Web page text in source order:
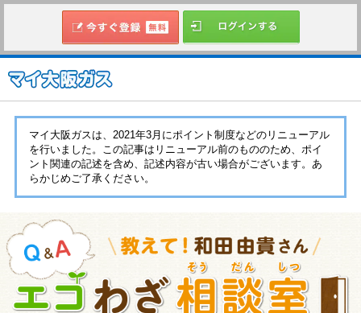
マイ大阪ガスは、2021年3月にポイント制度などのリニューアル
を行いました。この記事はリニューアル前のもののため、ポイ
ント関連の記述を含め、記述内容が古い場合がございます。あ
らかじめご了承ください。